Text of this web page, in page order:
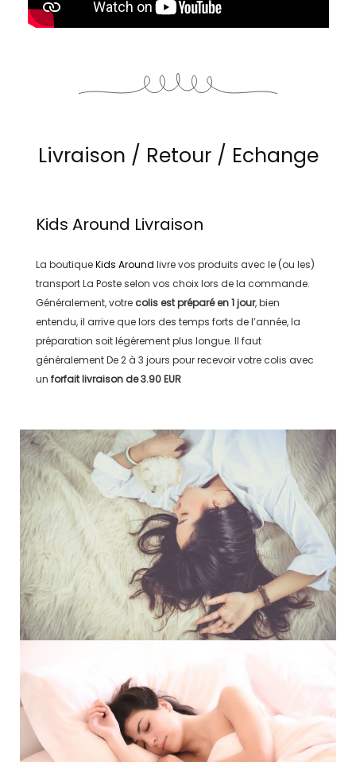
Livraison / Retour / Echange
Kids Around Livraison
La boutiqueKids Around livre vos produits avec le (ou les)
transportLa Posteselon vos choix lors de la commande.
Généralement, votre colis est préparé en1 jour, bien
entendu, il arrive que lors des temps forts de l’année, la
préparation soit légérement plus longue. Il faut
généralementDe 2 à 3 jours pour recevoir votre colis avec
un forfait livraison de3.90 EUR